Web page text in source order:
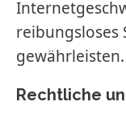
reibungsloses
gewährleisten.
Rechtliche